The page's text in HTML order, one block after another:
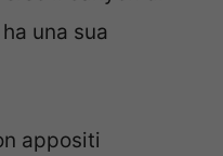
una sua
appositi